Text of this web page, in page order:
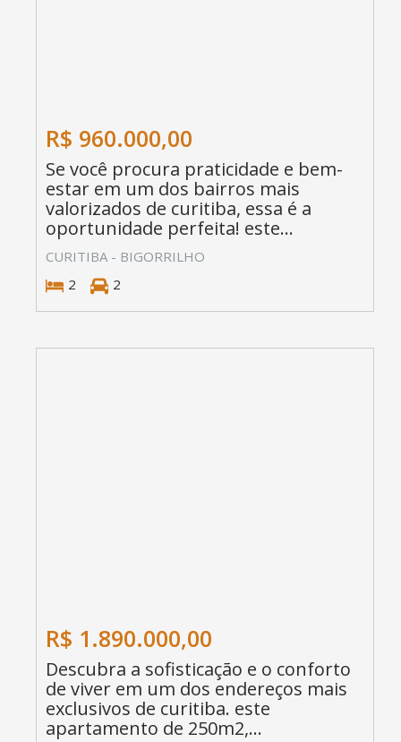
R$ 960.000,00
Se você procura praticidade e bem-
estar em um dos bairros mais
valorizados de curitiba, essa é a
oportunidade perfeita! este...
CURITIBA - BIGORRILHO
2
2
R$ 1.890.000,00
Descubra a sofisticação e o conforto
de viver em um dos endereços mais
exclusivos de curitiba. este
apartamento de 250m2,...